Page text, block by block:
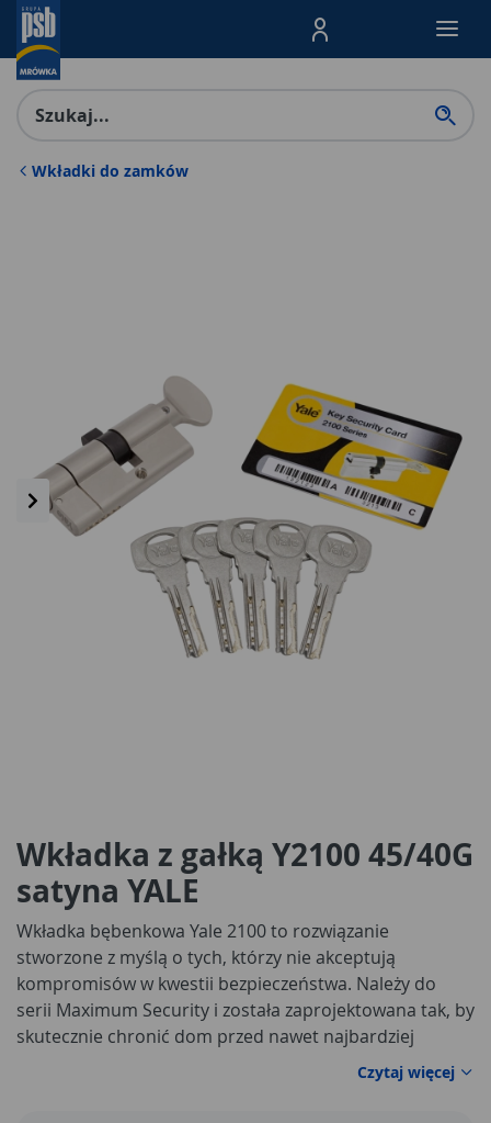
Menu Produktów,
Wkładki do zamków
Wkładka z gałką Y2100 45/40G
satyna YALE
Wkładka bębenkowa Yale 2100 to rozwiązanie
stworzone z myślą o tych, którzy nie akceptują
kompromisów w kwestii bezpieczeństwa. Należy do
serii Maximum Security i została zaprojektowana tak, by
skutecznie chronić dom przed nawet najbardziej
Czytaj więcej